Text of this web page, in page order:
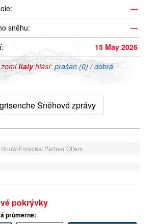
—
sněhu:
—
15 May 2026
Italyhlásí: prašan (0) /dobrá
Sněhové zprávy
Snow-Forecast Partner Offers
pokrývky
průměrně: